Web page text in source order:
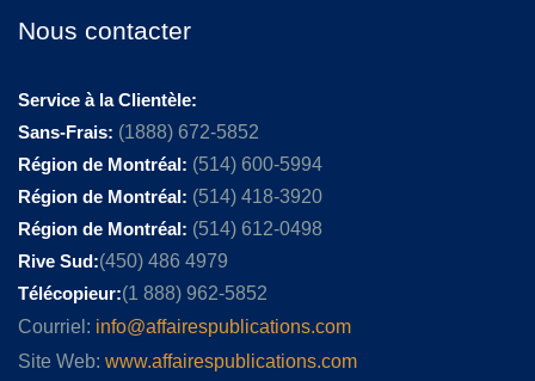
Nous contacter
Service à la Clientèle:
Sans-Frais: (1888) 672-5852
Région de Montréal: (514) 600-5994
Région de Montréal: (514) 418-3920
Région de Montréal: (514) 612-0498
Rive Sud:(450) 486 4979
Télécopieur:(1 888) 962-5852
Courriel: info@affairespublications.com
Site Web: www.affairespublications.com